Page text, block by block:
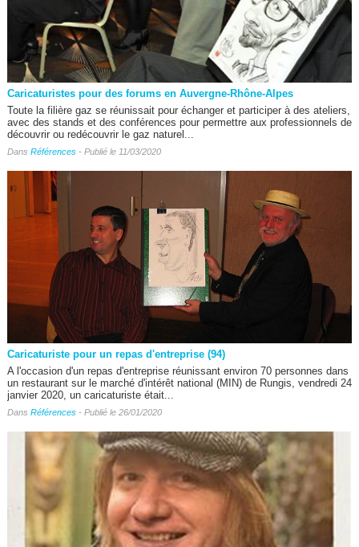
Caricaturistes pour des forums en Auvergne-Rhône-Alpes
Toute la filière gaz se réunissait pour échanger et participer à des ateliers,
avec des stands et des conférences pour permettre aux professionnels de
découvrir ou redécouvrir le gaz naturel...
Dans Références- Publié le 11/03/2020
Caricaturiste pour un repas d'entreprise (94)
A l'occasion d'un repas d'entreprise réunissant environ 70 personnes dans
un restaurant sur le marché d'intérêt national (MIN) de Rungis, vendredi 24
janvier 2020, un caricaturiste était...
Dans Références- Publié le 26/01/2020